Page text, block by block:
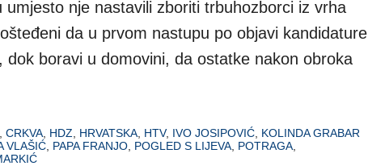
umjesto nje nastavili zboriti trbuhozborci iz vrha
da u prvom nastupu po objavi kandidature
boravi u domovini, da ostatke nakon obroka
CRKVA HDZ HRVATSKA HTV, IVO JOSIPOVIĆ KOLINDA GRABAR
VLAŠIĆ PAPA FRANJO POGLED S LIJEVA POTRAGA